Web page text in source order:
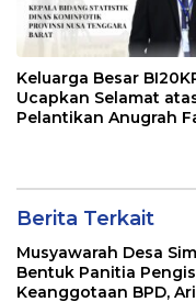
Keluarga Besar
Ucapkan Selamat
Pelantikan Anugrah
Berita Terkait
Musyawarah Desa
Bentuk Panitia
Keanggotaan BPD,